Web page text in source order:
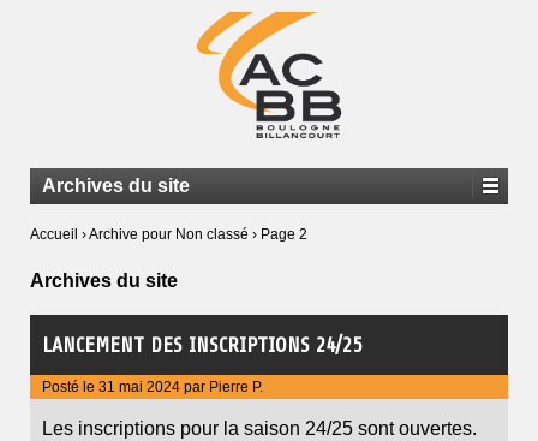
Archives du site
Accueil ›Archive pour Non classé › Page 2
Archives du site
LANCEMENT DES INSCRIPTIONS 24/25
Posté le 31 mai 2024 par Pierre P.
Les inscriptions pour la saison 24/25 sont ouvertes.